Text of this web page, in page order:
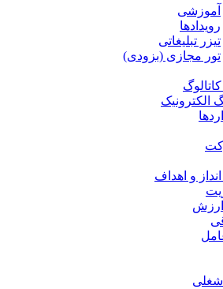
آموزشی
رویدادها
تیزر تبلیغاتی
تور مجازی (بزودی)
کاتالوگ
الکترونیک
و اهداف
ارزش